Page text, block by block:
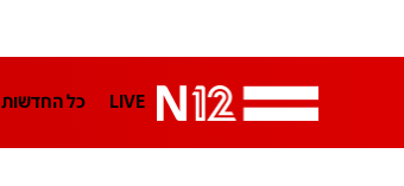
LIVE כל החדשות